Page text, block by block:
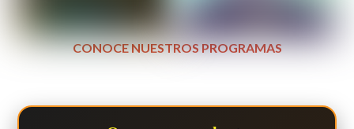
CONOCE NUESTROS PROGRAMAS